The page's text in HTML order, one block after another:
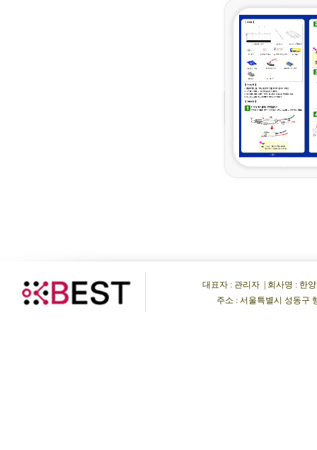
대표자 : 관리자 | 회사명 : 한양
주소 : 서울특별시 성동구